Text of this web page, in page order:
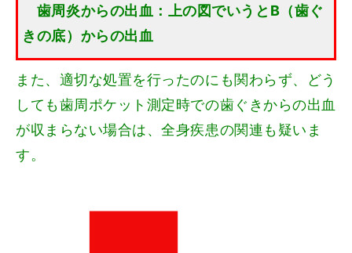
歯周炎からの出血：上の図でいうとB（歯ぐ
きの底）からの出血
また、適切な処置を行ったのにも関わらず、どう
しても歯周ポケット測定時での歯ぐきからの出血
が収まらない場合は、全身疾患の関連も疑いま
す。